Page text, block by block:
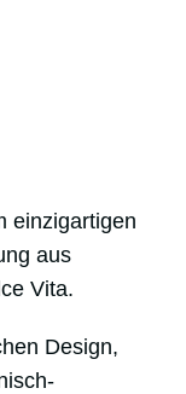
einzigartigen
aus
Vita.
Design,